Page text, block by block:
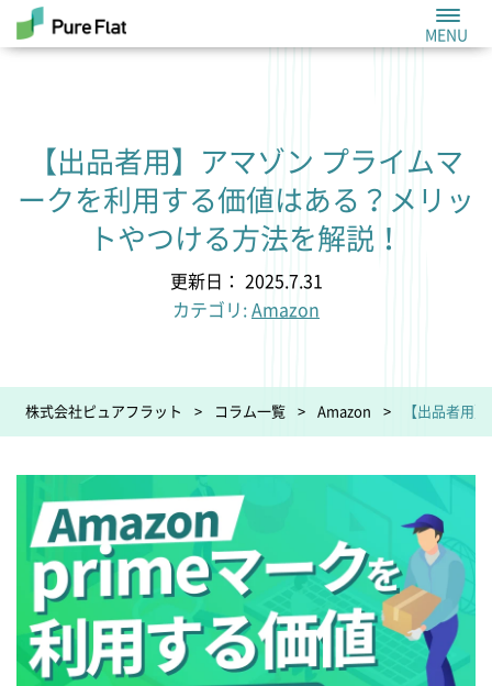
【出品者用】アマゾン プライムマ
ークを利用する価値はある？メリッ
トやつける方法を解説！
更新日： 2025.7.31
カテゴリ: Amazon
株式会社ピュアフラット コラム一覧 Amazon 【出品者用